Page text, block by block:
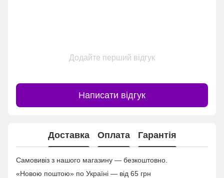
Додайте перший відгук
Написати відгук
Доставка Оплата Гарантія
Самовивіз з нашого магазину — безкоштовно.
«Новою поштою» по Україні — від 65 грн